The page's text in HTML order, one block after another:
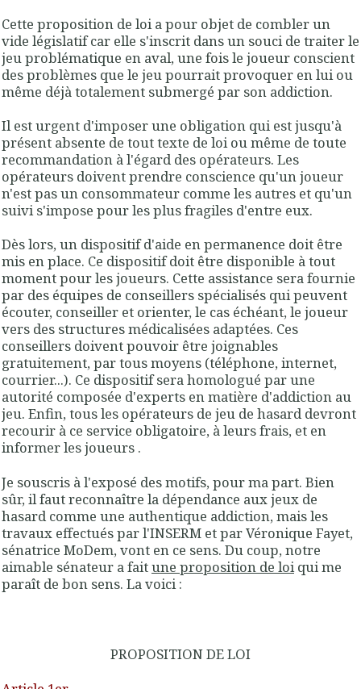
Cette proposition de loi a pour objet de combler un
vide législatif car elle s'inscrit dans un souci de traiter le
jeu problématique en aval, une fois le joueur conscient
des problèmes que le jeu pourrait provoquer en lui ou
même déjà totalement submergé par son addiction.
Il est urgent d'imposer une obligation qui est jusqu'à
présent absente de tout texte de loi ou même de toute
recommandation à l'égard des opérateurs. Les
opérateurs doivent prendre conscience qu'un joueur
n'est pas un consommateur comme les autres et qu'un
suivi s'impose pour les plus fragiles d'entre eux.
Dès lors, un dispositif d'aide en permanence doit être
mis en place. Ce dispositif doit être disponible à tout
moment pour les joueurs. Cette assistance sera fournie
par des équipes de conseillers spécialisés qui peuvent
écouter, conseiller et orienter, le cas échéant, le joueur
vers des structures médicalisées adaptées. Ces
conseillers doivent pouvoir être joignables
gratuitement, par tous moyens (téléphone, internet,
courrier...). Ce dispositif sera homologué par une
autorité composée d'experts en matière d'addiction au
jeu. Enfin, tous les opérateurs de jeu de hasard devront
recourir à ce service obligatoire, à leurs frais, et en
informer les joueurs .
Je souscris à l'exposé des motifs, pour ma part. Bien
sûr, il faut reconnaître la dépendance aux jeux de
hasard comme une authentique addiction, mais les
travaux effectués par l'INSERM et par Véronique Fayet,
sénatrice MoDem, vont en ce sens. Du coup, notre
aimable sénateur a faitune proposition de loiqui me
paraît de bon sens. La voici :
PROPOSITION DE LOI